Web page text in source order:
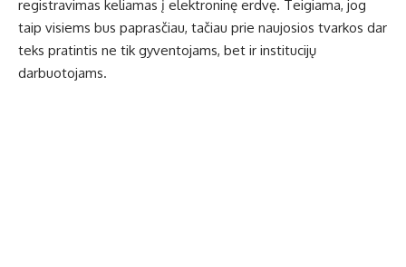
registravimas keliamas į elektroninę erdvę. Teigiama, jog
taip visiems bus paprasčiau, tačiau prie naujosios tvarkos dar
teks pratintis ne tik gyventojams, bet ir institucijų
darbuotojams.